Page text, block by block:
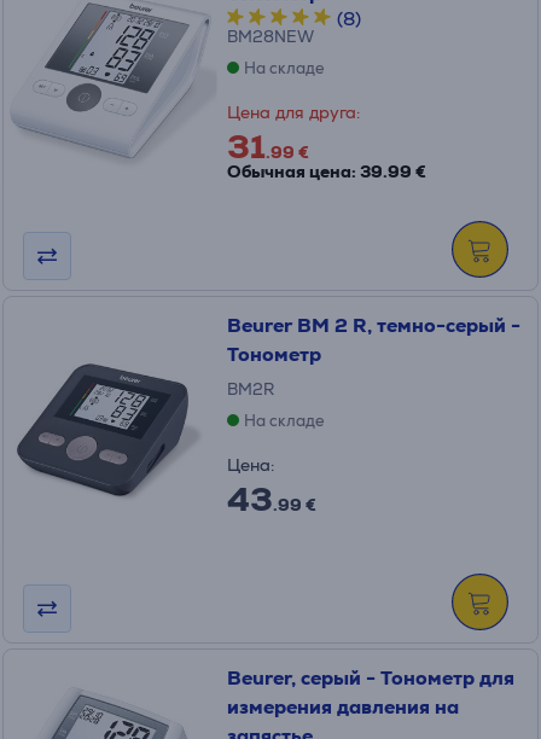
(8)
BM28NEW
На складе
Цена для друга:
31.99 €
Обычная цена: 39.99 €
Beurer BM 2 R, темно-серый -
Тонометр
BM2R
На складе
Цена:
43.99 €
Beurer, серый - Тонометр для
измерения давления на